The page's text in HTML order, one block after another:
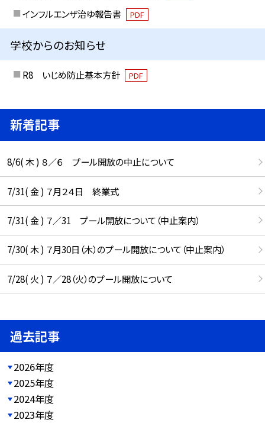
インフルエンザ治ゆ報告書 PDF
学校からのお知らせ
R8 いじめ防止基本方針 PDF
新着記事
8/6( 木 ) ８／６ プール開放の中止について
7/31( 金 ) ７月２４日 終業式
7/31( 金 ) ７／31 プール開放について（中止案内）
7/30( 木 ) ７月30日（木）のプール開放について（中止案内）
7/28( 火 ) ７／28（火）のプール開放について
過去記事
2026年度
2025年度
2024年度
2023年度